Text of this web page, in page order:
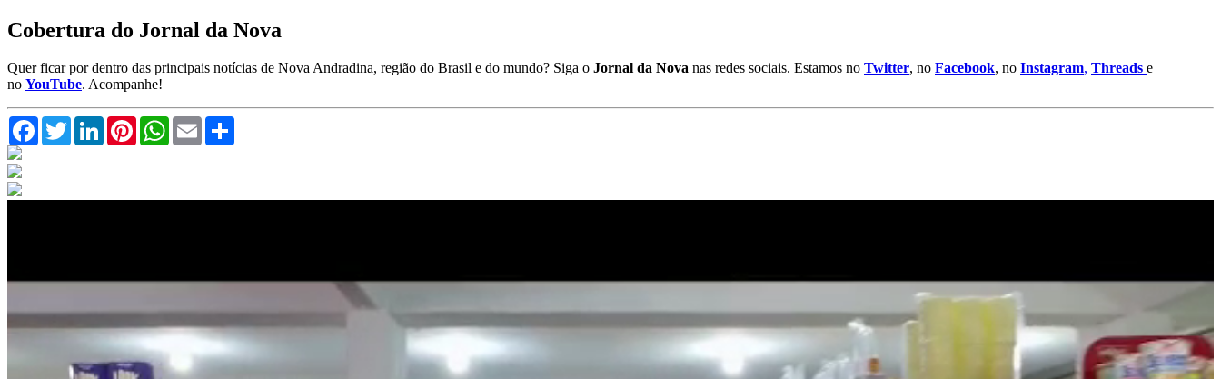
Cobertura do Jornal da Nova
Quer ficar por dentro das principais notícias de Nova Andradina, região do Brasil e do mundo? Siga o Jornal da Nova nas redes sociais. Estamos no Twitter, no Facebook, no Instagram, Threads e
no YouTube. Acompanhe!
FacebookTwitterLinkedInPinterestWhatsApp
Email